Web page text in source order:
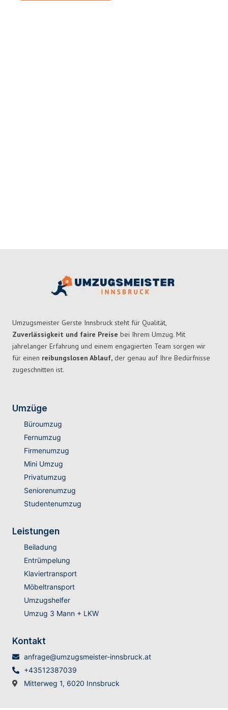
Umzugsmeister Gerste Innsbruck steht für Qualität,
Zuverlässigkeit und faire Preise bei Ihrem Umzug. Mit
jahrelanger Erfahrung und einem engagierten Team sorgen wir
für einen reibungslosen Ablauf, der genau auf Ihre Bedürfnisse
zugeschnitten ist.
Umzüge
Büroumzug
Fernumzug
Firmenumzug
Mini Umzug
Privatumzug
Seniorenumzug
Studentenumzug
Leistungen
Beiladung
Entrümpelung
Klaviertransport
Möbeltransport
Umzugshelfer
Umzug 3 Mann + LKW
Kontakt
anfrage@umzugsmeister-innsbruck.at
+43512387039
Mitterweg 1, 6020 Innsbruck